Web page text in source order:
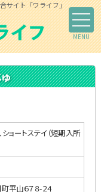
サイト「ワライフ」
ョートステイ（短期入所
平山６７８-２４